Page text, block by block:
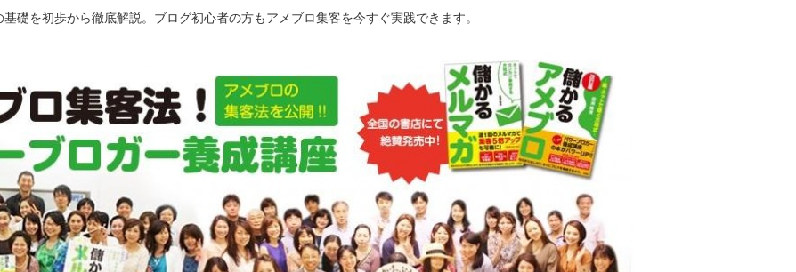
礎を初歩から徹底解説。ブログ初心者の方もアメブロ集客を今すぐ実践できます。